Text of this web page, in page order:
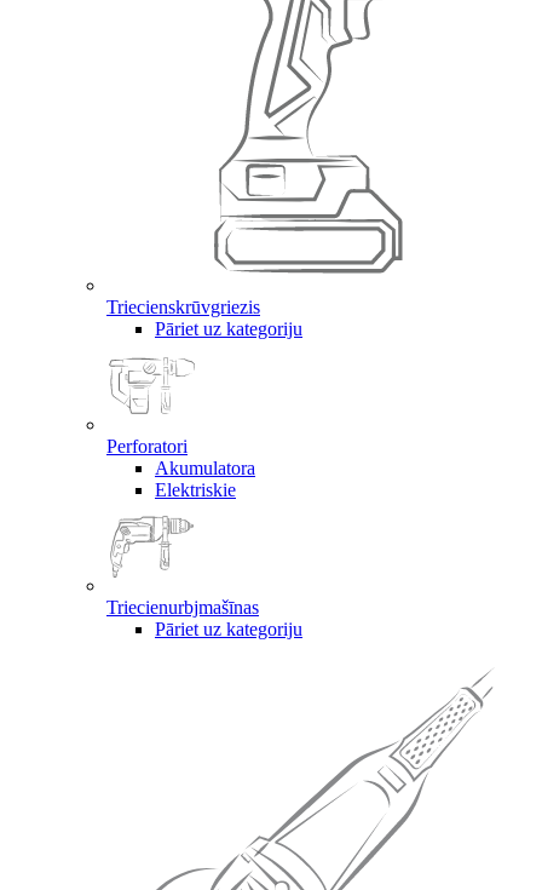
Triecienskrūvgriezis
Pāriet uz kategoriju
Perforatori
Akumulatora
Elektriskie
Triecienurbjmašīnas
Pāriet uz kategoriju